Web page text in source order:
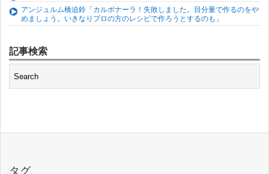
アンジュルム橋迫鈴「カルボナーラ！失敗しました。目分量で作るのをや
めましょう。いきなりプロの方のレシピで作ろうとするのも」
記事検索
タグ